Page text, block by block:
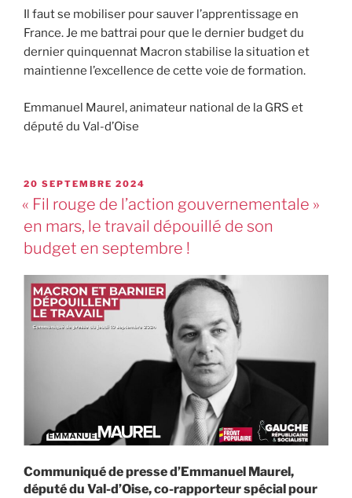
Il faut se mobiliser pour sauver l’apprentissage en
France. Je me battrai pour que le dernier budget du
dernier quinquennat Macron stabilise la situation et
maintienne l’excellence de cette voie de formation.
Emmanuel Maurel, animateur national de la GRS et
député du Val-d’Oise
20 SEPTEMBRE 2024
« Fil rouge de l’action gouvernementale »
en mars, le travail dépouillé de son
budget en septembre !
Communiqué de presse d’Emmanuel Maurel,
député du Val-d’Oise, co-rapporteur spécial pour